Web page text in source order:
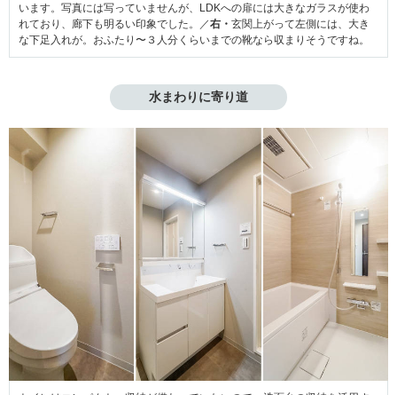
います。写真には写っていませんが、LDKへの扉には大きなガラスが使わ
れており、廊下も明るい印象でした。／右・ 玄関上がって左側には、大き
な下足入れが。おふたり〜３人分くらいまでの靴なら収まりそうですね。
水まわりに寄り道